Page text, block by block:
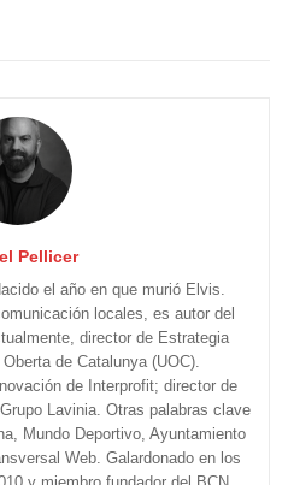
Pellicer
el año en que murió Elvis.
locales, es autor del
director de Estrategia
de Catalunya (UOC).
de Interprofit; director de
Lavinia. Otras palabras clave
Mundo Deportivo, Ayuntamiento
Web. Galardonado en los